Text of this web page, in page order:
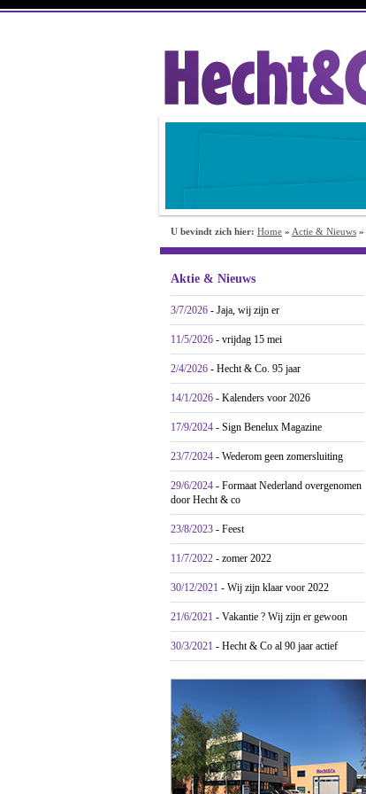
U bevindt zich hier: Home » Actie & Nieuws »
Aktie & Nieuws
3/7/2026 - Jaja, wij zijn er
11/5/2026 - vrijdag 15 mei
2/4/2026 - Hecht & Co. 95 jaar
14/1/2026 - Kalenders voor 2026
17/9/2024 - Sign Benelux Magazine
23/7/2024 - Wederom geen zomersluiting
29/6/2024 - Formaat Nederland overgenomen
door Hecht & co
23/8/2023 - Feest
11/7/2022 - zomer 2022
30/12/2021 - Wij zijn klaar voor 2022
21/6/2021 - Vakantie ? Wij zijn er gewoon
30/3/2021 - Hecht & Co al 90 jaar actief